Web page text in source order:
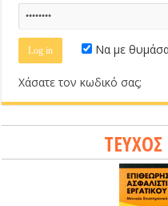
Να με
Χάσατε τον κωδικό σας;